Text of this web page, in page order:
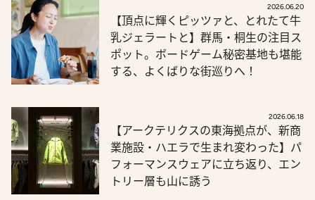
2026.06.20
【頂点に輝くピッツァと、とれたて牛
乳ジェラートと】群馬・桐生の注目ス
ポット。ボードゲーム秘密基地も堪能
する、よくばりな街巡りへ！
2026.06.18
【アークテリクスの東海拠点が、新商
業施設・ハエラで生まれ変わった】パ
フォーマンスウェアに立ち返り、エン
トリー層も山に誘う